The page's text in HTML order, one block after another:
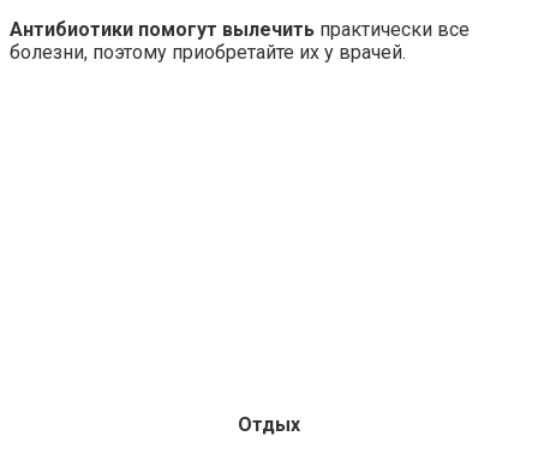
Антибиотики помогут вылечить практически все
болезни, поэтому приобретайте их у врачей.
Отдых